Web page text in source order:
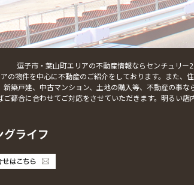
逗子市・葉山町エリアの不動産情報ならセンチュリー
の物件を中心に不動産のご紹介をしております。また、
新築戸建、中古マンション、土地の購入等、不動産の事な
都合に合わせてご対応をさせていただきます。明るい店